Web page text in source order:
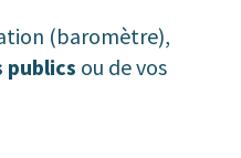
(baromètre),
publics ou de vos